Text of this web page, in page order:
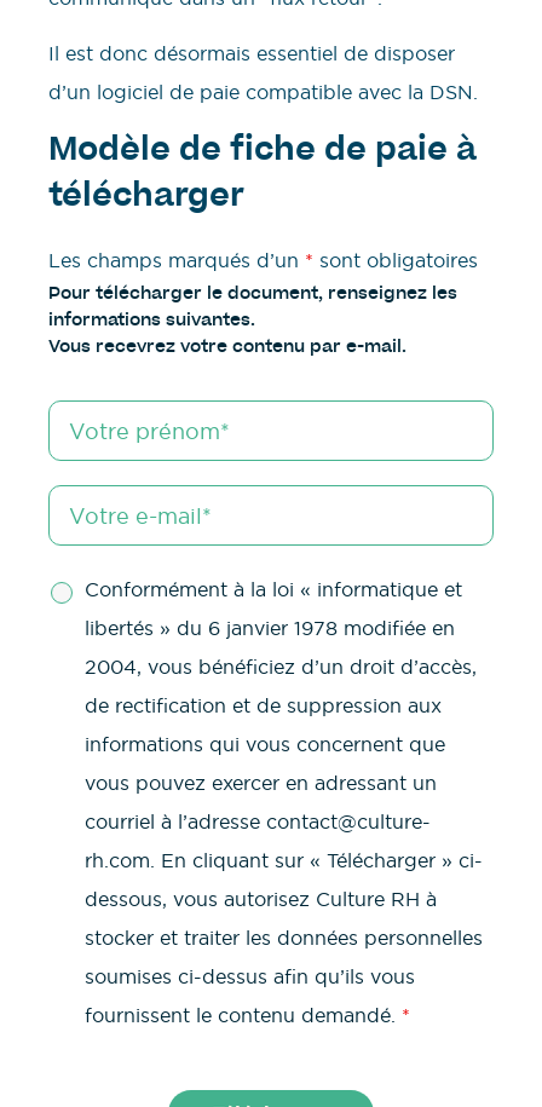
Il est donc désormais essentiel de disposer
d’un logiciel de paie compatible avec la DSN.
Modèle de fiche de paie à
télécharger
Les champs marqués d’un * sont obligatoires
Pour télécharger le document, renseignez les
informations suivantes.
Vous recevrez votre contenu par e-mail.
Conformément à la loi « informatique et
libertés » du 6 janvier 1978 modifiée en
2004, vous bénéficiez d’un droit d’accès,
de rectification et de suppression aux
informations qui vous concernent que
vous pouvez exercer en adressant un
courriel à l’adresse contact@culture-
rh.com. En cliquant sur « Télécharger » ci-
dessous, vous autorisez Culture RH à
stocker et traiter les données personnelles
soumises ci-dessus afin qu’ils vous
fournissent le contenu demandé. *